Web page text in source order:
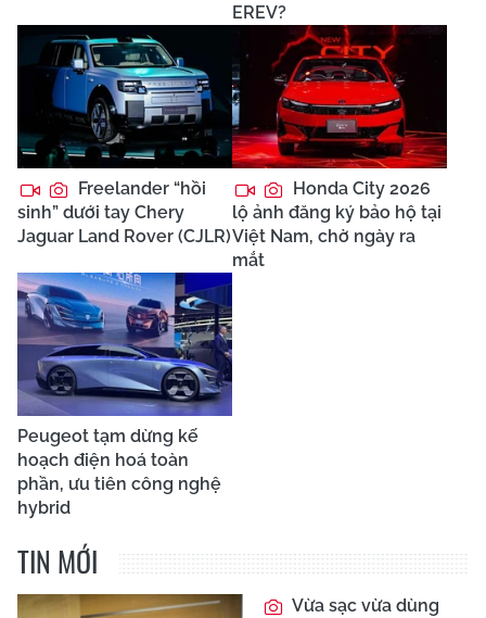
EREV?
Freelander “hồi
sinh” dưới tay Chery
Jaguar Land Rover (CJLR)
Honda City 2026
lộ ảnh đăng ký bảo hộ tại
Việt Nam, chờ ngày ra
mắt
Peugeot tạm dừng kế
hoạch điện hoá toàn
phần, ưu tiên công nghệ
hybrid
TIN MỚI
Vừa sạc vừa dùng